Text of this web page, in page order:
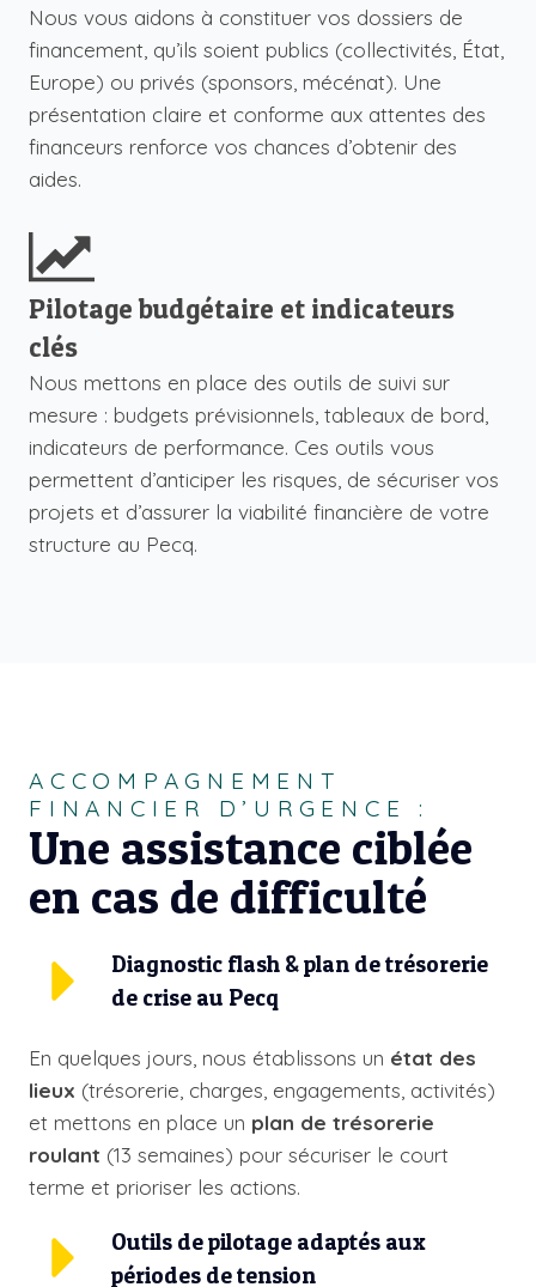
Nous vous aidons à constituer vos dossiers de
financement, qu’ils soient publics (collectivités, État,
Europe) ou privés (sponsors, mécénat). Une
présentation claire et conforme aux attentes des
financeurs renforce vos chances d’obtenir des
aides.
Pilotage budgétaire et indicateurs
clés
Nous mettons en place des outils de suivi sur
mesure : budgets prévisionnels, tableaux de bord,
indicateurs de performance. Ces outils vous
permettent d’anticiper les risques, de sécuriser vos
projets et d’assurer la viabilité financière de votre
structure au Pecq.
ACCOMPAGNEMENT
FINANCIER D’URGENCE :
Une assistance ciblée
en cas de difficulté
Diagnostic flash & plan de trésorerie
de crise au Pecq
En quelques jours, nous établissons un état des
lieux (trésorerie, charges, engagements, activités)
et mettons en place un plan de trésorerie
roulant (13 semaines) pour sécuriser le court
terme et prioriser les actions.
Outils de pilotage adaptés aux
périodes de tension